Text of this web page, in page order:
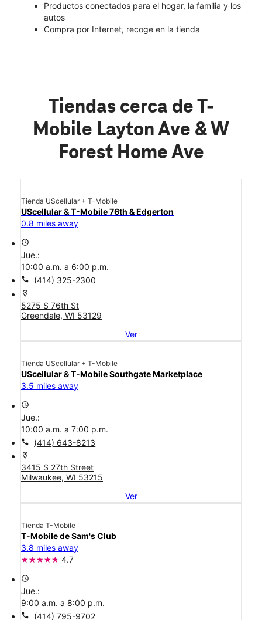
Productos conectados para el hogar, la familia y los
autos
Compra por Internet, recoge en la tienda
Tiendas cerca de T-
Mobile Layton Ave & W
Forest Home Ave
Tienda UScellular + T-Mobile
UScellular & T-Mobile 76th & Edgerton
0.8 miles away
access_time
Jue.:
10:00 a.m. a 6:00 p.m.
call (414) 325-2300
location_on
5275 S 76th St
Greendale, WI 53129
Ver
Tienda UScellular + T-Mobile
UScellular & T-Mobile Southgate Marketplace
3.5 miles away
access_time
Jue.:
10:00 a.m. a 7:00 p.m.
call (414) 643-8213
location_on
3415 S 27th Street
Milwaukee, WI 53215
Ver
Tienda T-Mobile
T-Mobile de Sam's Club
3.8 miles away
4.7
access_time
Jue.:
9:00 a.m. a 8:00 p.m.
call (414) 795-9702